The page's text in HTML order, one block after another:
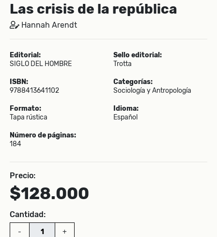
Las crisis de la república
Hannah Arendt
Editorial:
SIGLO DEL HOMBRE
Sello editorial:
Trotta
ISBN:
9788413641102
Categorías:
Sociología y Antropología
Formato:
Tapa rústica
Idioma:
Español
Número de páginas:
184
Precio:
$128.000
Cantidad:
- +